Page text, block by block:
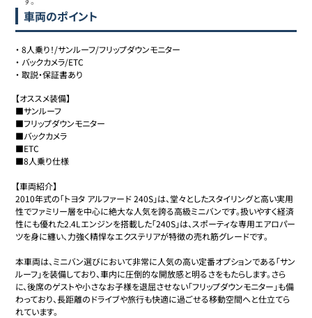
車両のポイント
・8人乗り！/サンルーフ/フリップダウンモニター
・ バックカメラ/ETC
・取説・保証書あり
【オススメ装備】
■サンルーフ
■フリップダウンモニター
■バックカメラ
■ETC
■8人乗り仕様
【車両紹介】
2010年式の「トヨタ アルファード 240S」は、堂々としたスタイリングと高い実用
性でファミリー層を中心に絶大な人気を誇る高級ミニバンです。扱いやすく経済
性にも優れた2.4Lエンジンを搭載した「240S」は、スポーティな専用エアロパー
ツを身に纏い、力強く精悍なエクステリアが特徴の売れ筋グレードです。
本車両は、ミニバン選びにおいて非常に人気の高い定番オプションである「サン
ルーフ」を装備しており、車内に圧倒的な開放感と明るさをもたらします。さら
に、後席のゲストや小さなお子様を退屈させない「フリップダウンモニター」も備
わっており、長距離のドライブや旅行も快適に過ごせる移動空間へと仕立てら
れています。